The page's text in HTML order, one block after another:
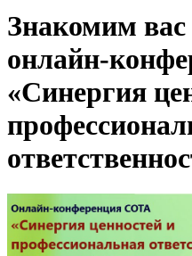
Знакомим
онлайн-
«Синергия